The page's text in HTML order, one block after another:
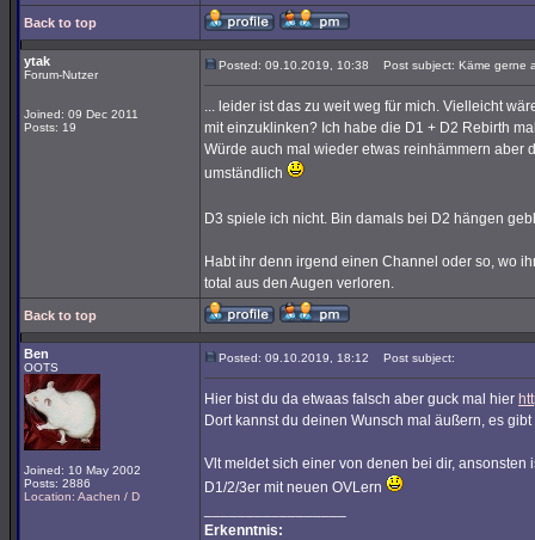
Back to top
ytak
Forum-Nutzer
Joined: 09 Dec 2011
Posts: 19
Posted: 09.10.2019, 10:38 Post subject: Käme gerne
... leider ist das zu weit weg für mich. Vielleicht
mit einzuklinken? Ich habe die D1 + D2 Rebirth
Würde auch mal wieder etwas reinhämmern aber
umständlich
D3 spiele ich nicht. Bin damals bei D2 hängen
Habt ihr denn irgend einen Channel oder so, wo
total aus den Augen verloren.
Back to top
Ben
OOTS
Joined: 10 May 2002
Posts: 2886
Location: Aachen / D
Posted: 09.10.2019, 18:12 Post subject:
Hier bist du da etwaas falsch aber guck mal hier
Dort kannst du deinen Wunsch mal äußern, es
Vlt meldet sich einer von denen bei dir,
D1/2/3er mit neuen OVLern
Erkenntnis: